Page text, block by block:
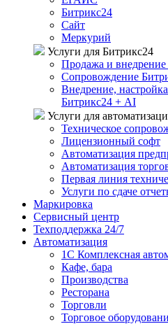
Битрикс24
Сайт
Меркурий
Услуги для Битрикс24
Продажа и внедрение
Сопровождение
Внедрение,
Битрикс24 + AI
Услуги для
Техническое
Лицензионный софт
Автоматизация
Автоматизация
Первая линия
Услуги по сдаче
Маркировка
Сервисный центр
Техподдержка 24/7
Автоматизация
1C Комплексная
Кафе, бара
Производства
Ресторана
Торговли
Торговое